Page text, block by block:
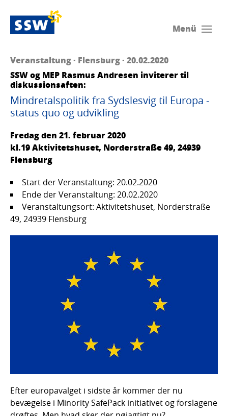
Menü
Veranstaltung · Flensburg · 20.02.2020
SSW og MEP Rasmus Andresen inviterer til
diskussionsaften:
Mindretalspolitik fra Sydslesvig til Europa -
status quo og udvikling
Fredag den 21. februar 2020
kl.19 Aktivitetshuset, Norderstraße 49, 24939
Flensburg
Start der Veranstaltung: 20.02.2020
Ende der Veranstaltung: 20.02.2020
Veranstaltungsort: Aktivitetshuset, Norderstraße
49, 24939 Flensburg
Efter europavalget i sidste år kommer der nu
bevægelse i Minority SafePack initiativet og forslagene